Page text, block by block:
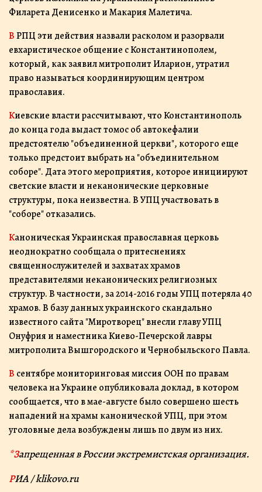
Филарета Денисенко и Макария Малетича.
В РПЦ эти действия назвали расколом и разорвали
евхаристическое общение с Константинополем,
который, как заявил митрополит Иларион, утратил
право называться координирующим центром
православия.
Киевские власти рассчитывают, что Константинополь
до конца года выдаст томос об автокефалии
предстоятелю "объединенной церкви", которого еще
только предстоит выбрать на "объединительном
соборе". Дата этого мероприятия, которое инициируют
светские власти и неканонические церковные
структуры, пока неизвестна. В УПЦ участвовать в
"соборе" отказались.
Каноническая Украинская православная церковь
неоднократно сообщала о притеснениях
священнослужителей и захватах храмов
представителями неканонических религиозных
структур. В частности, за 2014-2016 годы УПЦ потеряла 40
храмов. В базу данных украинского скандально
известного сайта "Миротворец" внесли главу УПЦ
Онуфрия и наместника Киево-Печерской лавры
митрополита Вышгородского и Чернобыльского Павла.
В сентябре мониторинговая миссия ООН по правам
человека на Украине опубликовала доклад, в котором
сообщается, что в мае-августе было совершено шесть
нападений на храмы канонической УПЦ, при этом
уголовные дела возбуждены лишь по двум из них.
*Запрещенная в России экстремистская организация.
РИА / klikovo.ru